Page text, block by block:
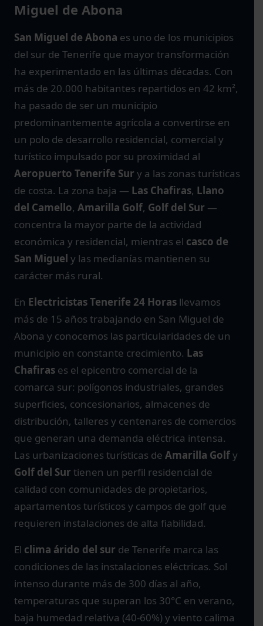
Miguel de Abona
San Miguel de Abona es uno de los municipios
del sur de Tenerife que mayor transformación
ha experimentado en las últimas décadas. Con
más de 20.000 habitantes repartidos en 42 km²,
ha pasado de ser un municipio
predominantemente agrícola a convertirse en
un polo de desarrollo residencial, comercial y
turístico impulsado por su proximidad al
Aeropuerto Tenerife Sur y a las zonas turísticas
de costa. La zona baja — Las Chafiras, Llano
del Camello, Amarilla Golf, Golf del Sur —
concentra la mayor parte de la actividad
económica y residencial, mientras el casco de
San Miguel y las medianías mantienen su
carácter más rural.
En Electricistas Tenerife 24 Horas llevamos
más de 15 años trabajando en San Miguel de
Abona y conocemos las particularidades de un
municipio en constante crecimiento. Las
Chafiras es el epicentro comercial de la
comarca sur: polígonos industriales, grandes
superficies, concesionarios, almacenes de
distribución, talleres y centenares de comercios
que generan una demanda eléctrica intensa.
Las urbanizaciones turísticas de Amarilla Golfy
Golf del Sur tienen un perfil residencial de
calidad con comunidades de propietarios,
apartamentos turísticos y campos de golf que
requieren instalaciones de alta fiabilidad.
El clima árido del sur de Tenerife marca las
condiciones de las instalaciones eléctricas. Sol
intenso durante más de 300 días al año,
temperaturas que superan los 30°C en verano,
baja humedad relativa (40-60%) y viento calima